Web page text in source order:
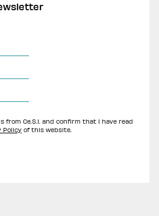
from Ce.S.I. and confirm that I have read
Policy of this website.